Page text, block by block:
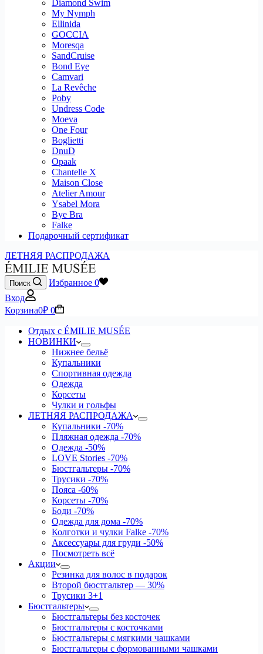
Diamond Swim
My Nymph
Ellinida
GOCCIA
Moresqa
SandCruise
Bond Eye
Camvari
La Revêche
Poby
Undress Code
Moeva
One Four
Boglietti
DnuD
Opaak
Chantelle X
Maison Close
Atelier Amour
Ysabel Mora
Bye Bra
Falke
Подарочный сертификат
ЛЕТНЯЯ РАСПРОДАЖА
Поиск Избранное 0
Вход
Корзина0₽ 0
Отдых с ÉMILIE MUSÉE
НОВИНКИ
Нижнее бельё
Купальники
Спортивная одежда
Одежда
Корсеты
Чулки и гольфы
ЛЕТНЯЯ РАСПРОДАЖА
Купальники -70%
Пляжная одежда -70%
Одежда -50%
LOVE Stories -70%
Бюстгальтеры -70%
Трусики -70%
Пояса -60%
Корсеты -70%
Боди -70%
Одежда для дома -70%
Колготки и чулки Falke -70%
Аксессуары для груди -50%
Посмотреть всё
Акции
Резинка для волос в подарок
Второй бюстгальтер — 30%
Трусики 3+1
Бюстгальтеры
Бюстгальтеры без косточек
Бюстгальтеры с косточками
Бюстгальтеры с мягкими чашками
Бюстгальтеры с формованными чашками